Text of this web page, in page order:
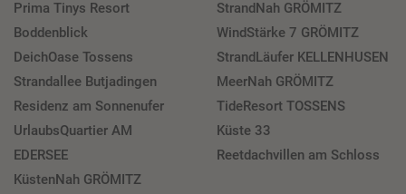
Prima Tinys Resort
Boddenblick
DeichOase Tossens
Strandallee Butjadingen
Residenz am Sonnenufer
UrlaubsQuartier AM
EDERSEE
KüstenNah GRÖMITZ
StrandNah GRÖMITZ
WindStärke 7 GRÖMITZ
StrandLäufer KELLENHUSEN
MeerNah GRÖMITZ
TideResort TOSSENS
Küste 33
Reetdachvillen am Schloss